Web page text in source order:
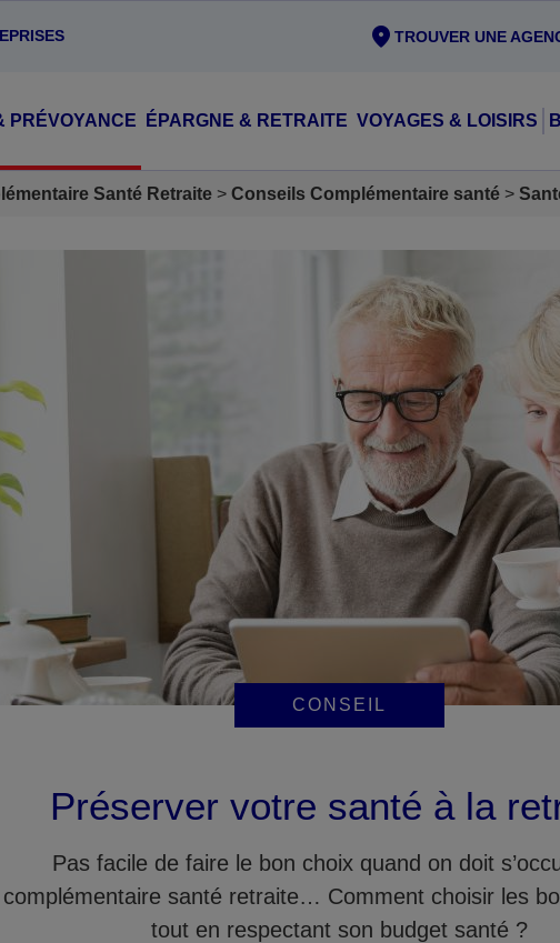
TROUVER UNE
PRÉVOYANCE ÉPARGNE & RETRAITE VOYAGES & LOISIRS
Santé Retraite Conseils Complémentaire santé
CONSEIL
Préserver votre santé à la
Pas facile de faire le bon choix quand on doit
santé retraite… Comment choisir les
tout en respectant son budget santé ?